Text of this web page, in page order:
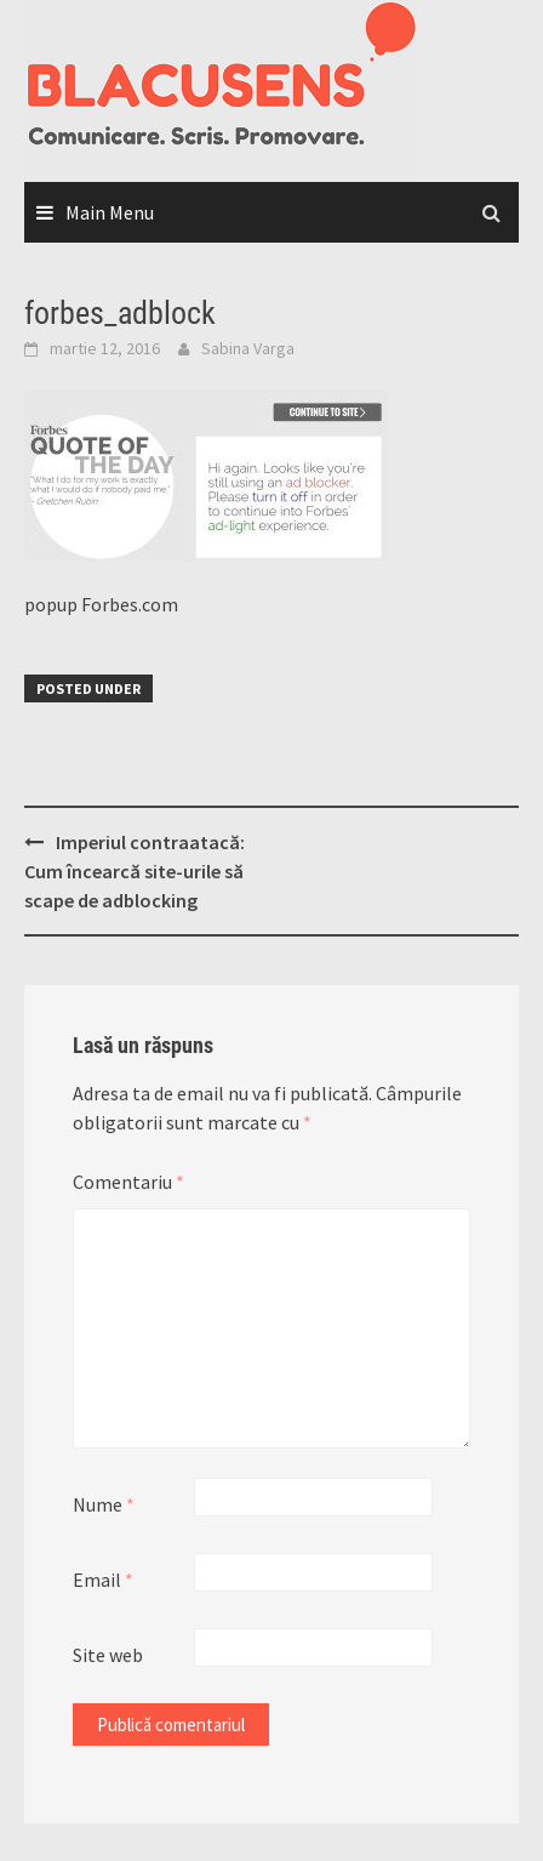
content
Main Menu
forbes_adblock
martie 12, 2016 Sabina Varga
popup Forbes.com
POSTED UNDER
Post
navigation
Imperiul contraatacă:
Cum încearcă site-urile să
scape de adblocking
Lasă un răspuns
Adresa ta de email nu va fi publicată. Câmpurile
obligatorii sunt marcate cu *
Comentariu *
Nume *
Email *
Site web